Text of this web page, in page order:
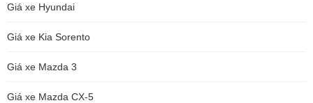
Giá xe Hyundai
Giá xe Kia Sorento
Giá xe Mazda 3
Giá xe Mazda CX-5